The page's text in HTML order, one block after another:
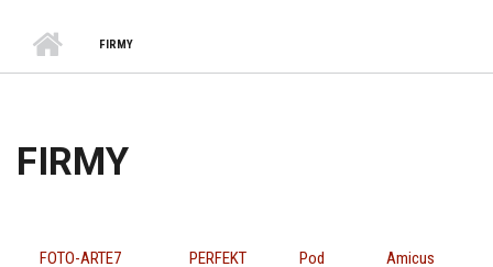
FIRMY
FIRMY
FOTO-ARTE7
PERFEKT
Pod
Amicus